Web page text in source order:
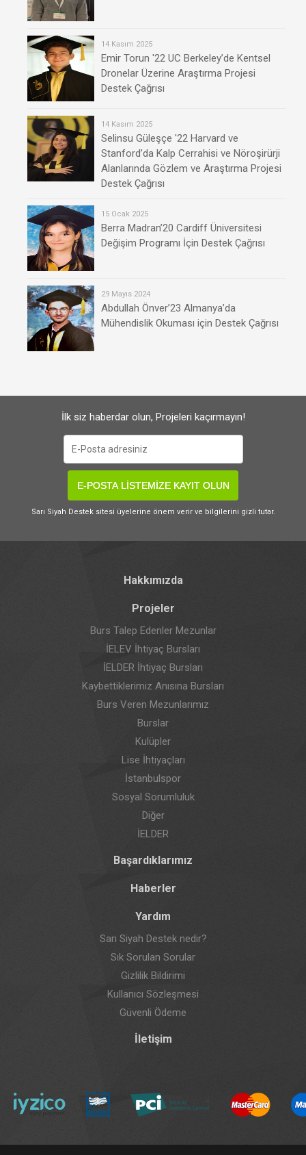
14 Kasım 2025
Emir Torun '22 UC Berkeley’de Kentsel
Dronelar Üzerine Araştırma Projesi
Destek Çağrısı
14 Kasım 2025
Selinsu Güleşçe '22 Harvard ve
Stanford’da Kalp Cerrahisi ve Nöroşirürji
Alanlarında Gözlem ve Araştırma Projesi
Destek Çağrısı
15 Ocak 2025
Berra Madran’20 Cardiff Üniversitesi
Değişim Programı İçin Destek Çağrısı
29 Mayıs 2024
Abdullah Önver’23 Almanya’da
Mühendislik Okuması için Destek Çağrısı
İlk siz haberdar olun, Projeleri kaçırmayın!
E-POSTA LİSTEMİZE KAYIT OLUN
Sarı Siyah Destek sitesi üyelerine önem verir ve bilgilerini gizli tutar.
Hakkımızda
Projeler
Burs Talep Edenler Mezunlar
İELEV İhtiyaç Bursları
İELDER İhtiyaç Bursları
Kaybettiklerimiz Anısına Bursları
Burs Veren Mezunlarımız
Burslar
Kulüpler
Lise İhtiyaçları
İstanbulspor
Sosyal Sorumluluk
Diğer
İELDER
Başardıklarımız
Haberler
Yardım
Sarı Siyah Destek nedir?
Sık Sorulan Sorular
Gizlilik Bildirimi
Kullanıcı Sözleşmesi
Güvenli Ödeme
İletişim